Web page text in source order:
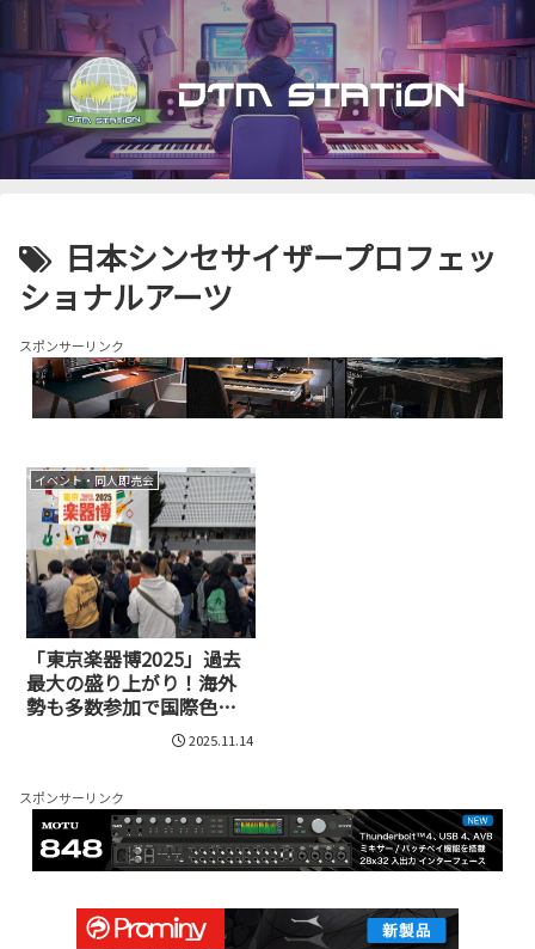
日本シンセサイザープロフェッ
ショナルアーツ
スポンサーリンク
イベント・同人即売会
「東京楽器博2025」過去
最大の盛り上がり！海外
勢も多数参加で国際色豊
かに――注目の20ブースを一
2025.11.14
スポンサーリンク